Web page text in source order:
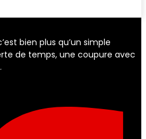
bien plus qu’un simple
de temps, une coupure avec